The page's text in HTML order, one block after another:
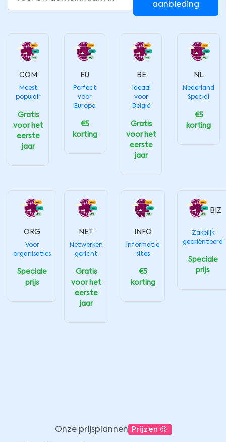
aanbieding
COM
Meest
populair
Gratis
voor het
eerste
jaar
EU
Perfect
voor
Europa
€5
korting
BE
Ideaal
voor
België
Gratis
voor het
eerste
jaar
NL
Nederland
Special
€5
korting
ORG
Voor
organisaties
Speciale
prijs
NET
Netwerken
gericht
Gratis
voor het
eerste
jaar
INFO
Informatie
sites
€5
korting
BIZ
Zakelijk
georiënteerd
Speciale
prijs
Onze prijsplannen Prijzen 😍